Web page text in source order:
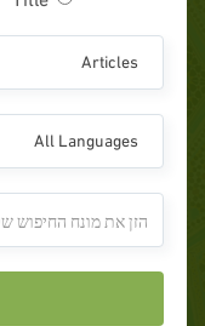
Articles
All Languages